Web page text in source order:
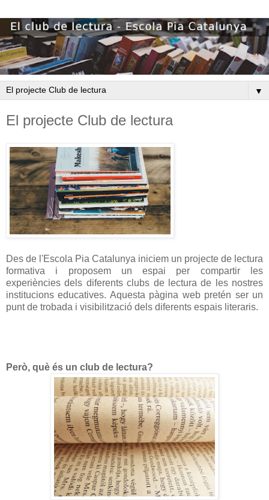
▼
El projecte Club de lectura
Des de l'Escola Pia Catalunya iniciem un projecte de lectura
formativa i proposem un espai per compartir les
experiències dels diferents clubs de lectura de les nostres
institucions educatives. Aquesta pàgina web pretén ser un
punt de trobada i visibilització dels diferents espais literaris.
Però, què és un club de lectura?